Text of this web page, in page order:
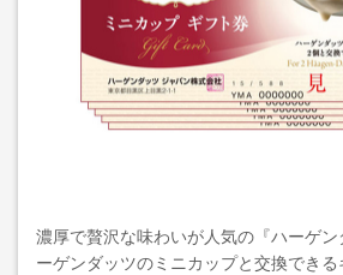
濃厚で贅沢な味わいが人気の『ハーゲ
ーゲンダッツのミニカップと交換でき